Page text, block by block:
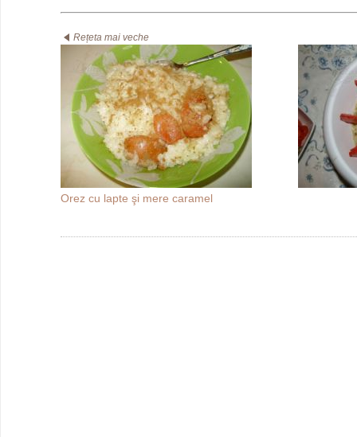
Rețeta mai veche
Orez cu lapte şi mere caramel